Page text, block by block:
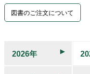
図書のご注文について
2026年